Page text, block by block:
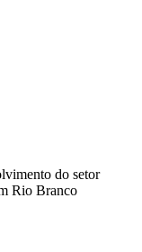
do setor
Rio Branco